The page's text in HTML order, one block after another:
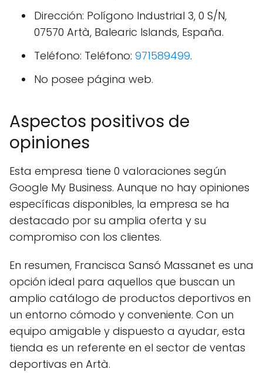
Dirección: Polígono Industrial 3, 0 S/N,
07570 Artà, Balearic Islands, España.
Teléfono: Teléfono: 971589499.
No posee página web.
Aspectos positivos de
opiniones
Esta empresa tiene 0 valoraciones según
Google My Business. Aunque no hay opiniones
específicas disponibles, la empresa se ha
destacado por su amplia oferta y su
compromiso con los clientes.
En resumen, Francisca Sansó Massanet es una
opción ideal para aquellos que buscan un
amplio catálogo de productos deportivos en
un entorno cómodo y conveniente. Con un
equipo amigable y dispuesto a ayudar, esta
tienda es un referente en el sector de ventas
deportivas en Artà.